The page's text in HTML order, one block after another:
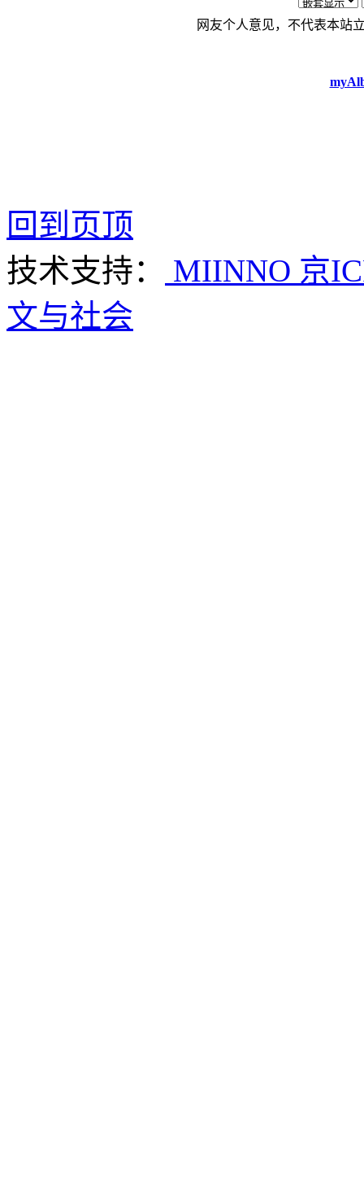
网友个人意见，不代表本站
回到页顶
技术支持：
MIINNO 京
文与社会